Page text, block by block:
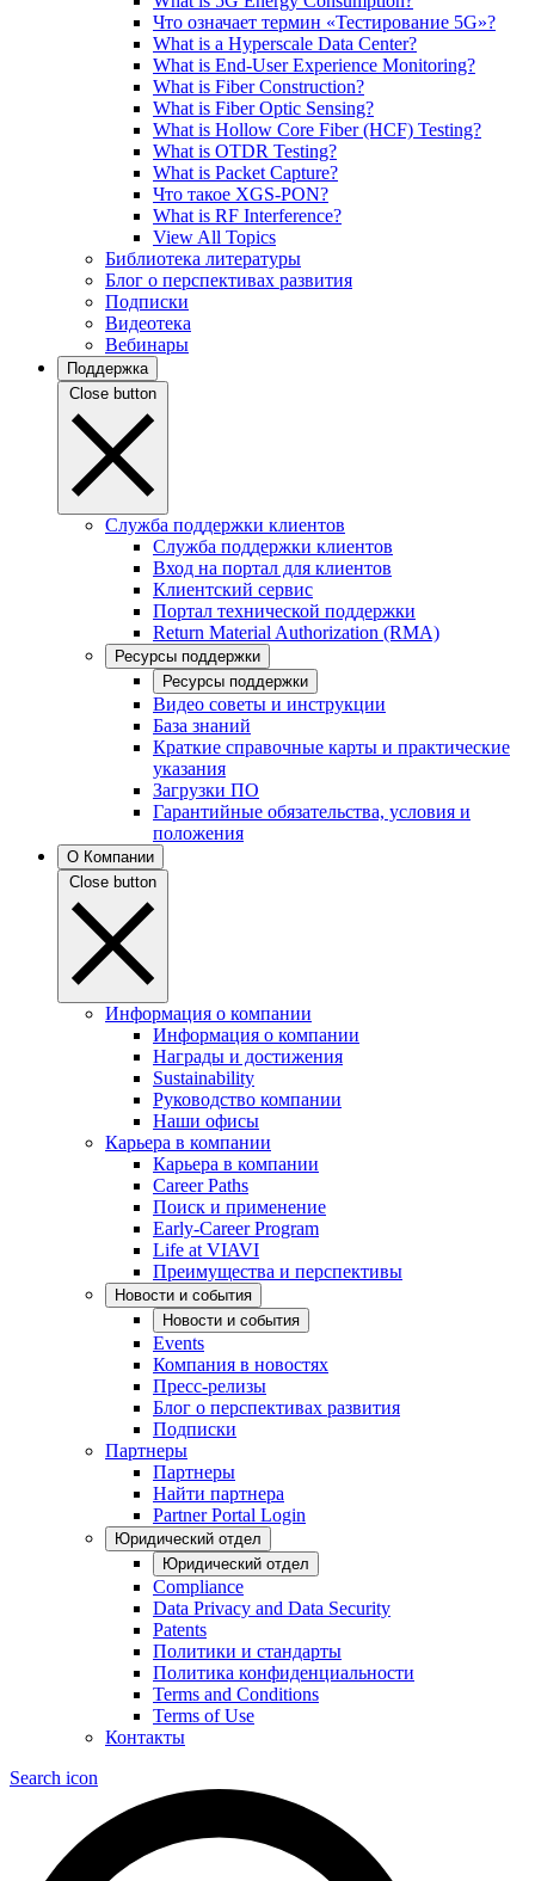
Что означает термин «Тестирование 5G»?
What is a Hyperscale Data Center?
What is End-User Experience Monitoring?
What is Fiber Construction?
What is Fiber Optic Sensing?
What is Hollow Core Fiber (HCF) Testing?
What is OTDR Testing?
What is Packet Capture?
Что такое XGS-PON?
What is RF Interference?
View All Topics
Библиотека литературы
Блог о перспективах развития
Подписки
Видеотека
Вебинары
Поддержка
Close button
Служба поддержки клиентов
Служба поддержки клиентов
Вход на портал для клиентов
Клиентский сервис
Портал технической поддержки
Return Material Authorization (RMA)
Ресурсы поддержки
Ресурсы поддержки
Видео советы и инструкции
База знаний
Краткие справочные карты и практические
указания
Загрузки ПО
Гарантийные обязательства, условия и
положения
О Компании
Close button
Информация о компании
Информация о компании
Награды и достижения
Sustainability
Руководство компании
Наши офисы
Карьера в компании
Карьера в компании
Career Paths
Поиск и применение
Early-Career Program
Life at VIAVI
Преимущества и перспективы
Новости и события
Новости и события
Events
Компания в новостях
Пресс-релизы
Блог о перспективах развития
Подписки
Партнеры
Партнеры
Найти партнера
Partner Portal Login
Юридический отдел
Юридический отдел
Compliance
Data Privacy and Data Security
Patents
Политики и стандарты
Политика конфиденциальности
Terms and Conditions
Terms of Use
Контакты
Search icon